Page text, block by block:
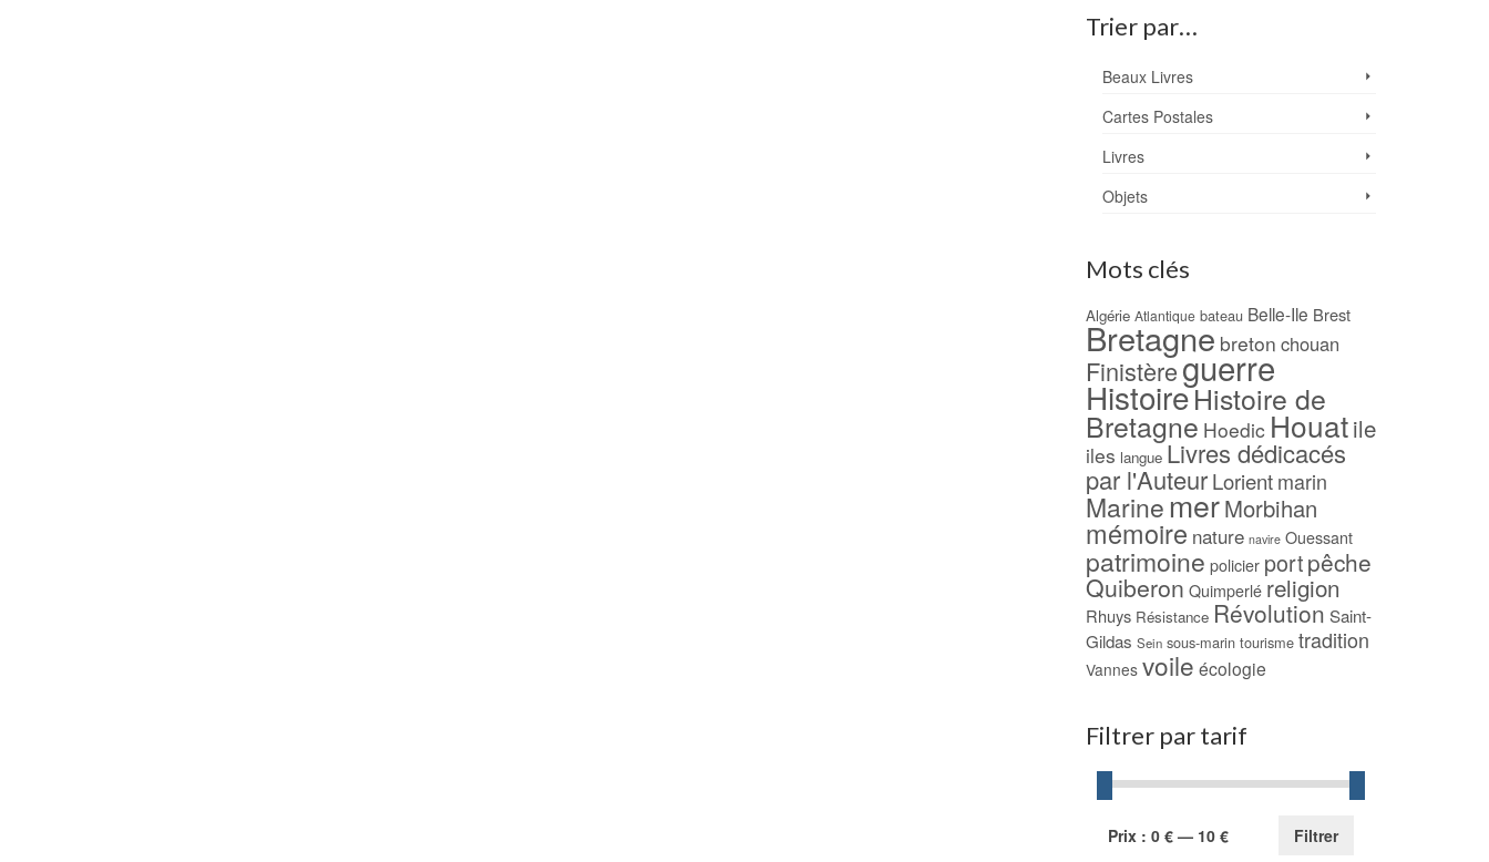
Trier par…
Beaux Livres
Cartes Postales
Livres
Objets
Mots clés
Algérie Atlantique bateau Belle-Ile Brest
Bretagne breton chouan
Finistèreguerre
HistoireHistoire de
Bretagne Hoedic Houatile
iles langue Livres dédicacés
par l'Auteur Lorient marin
Marine merMorbihan
mémoire nature navire Ouessant
patrimoine policier portpêche
Quiberon Quimperlé religion
Rhuys Résistance Révolution Saint-
Gildas Sein sous-marin tourisme tradition
Vannes voile écologie
Filtrer par tarif
Prix
Prix
Filtrer
Prix : 0 €— 10 €